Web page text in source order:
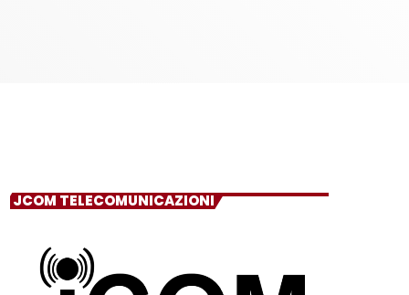
JCOM TELECOMUNICAZIONI